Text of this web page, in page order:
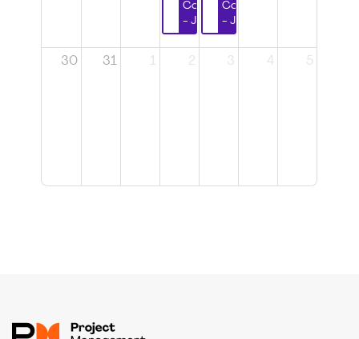
Complexes
- Jour 1
Complexes
- Jour 2
30 31 1 2 3 4 5